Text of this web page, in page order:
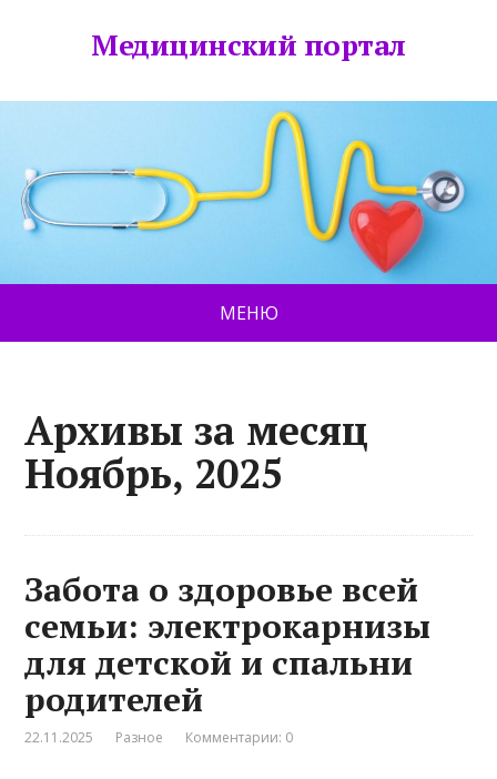
Медицинский портал
МЕНЮ
Архивы за месяц
Ноябрь, 2025
Забота о здоровье всей
семьи: электрокарнизы
для детской и спальни
родителей
22.11.2025 Разное Комментарии: 0